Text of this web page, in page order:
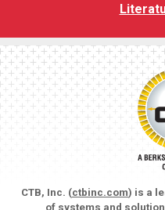
CTB, Inc. (ctbinc.com) is a
of systems and